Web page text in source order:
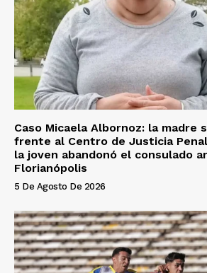
Caso Micaela Albornoz: la madre
frente al Centro de Justicia
la joven abandonó el consulado
Florianópolis
5 De Agosto De 2026